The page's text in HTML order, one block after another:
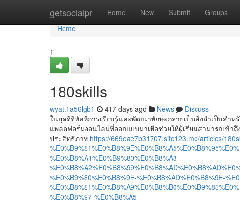
getsocialpr Home New Submit Groups
Home
Home
1
180skills
wyatt1a56lgb1 417 days ago News
Discuss
ในยุคดิจิทัลที่การเรียนรู้และพัฒนาทักษะกลายเป็นสิ่งจำเป็นสำ
แพลตฟอร์มออนไลน์ที่ออกแบบมาเพื่อช่วยให้ผู้เรียนสามารถเข้า
ประสิทธิภาพ https://669eae7b31707.site123.me/articles/
%E0%B8%A1%E0%B9%80%E0%B8%A3-
%E0%B9%80%E0%B8%9E-%E0%B8%AD%E0%B8%9E-
%E0%B8%97-%E0%B8%A5